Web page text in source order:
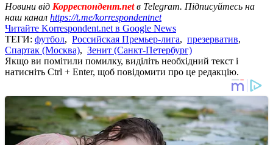
Новини від Корреспондент.netв Telegram. Підписуйтесь на
наш канал https://t.me/korrespondentnet
Читайте Korrespondent.net в Google News
ТЕГИ: футбол, Российская Премьер-лига, презерватив,
Спартак (Москва), Зенит (Санкт-Петербург)
Якщо ви помітили помилку, виділіть необхідний текст і
натисніть Ctrl + Enter, щоб повідомити про це редакцію.